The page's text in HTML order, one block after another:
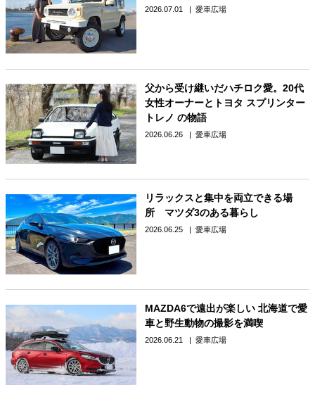
2026.07.01 愛車広場
父から受け継いだハチロク愛。20代
女性オーナーとトヨタ スプリンター
トレノ の物語
2026.06.26 愛車広場
リラックスと集中を両立できる場
所 マツダ3のある暮らし
2026.06.25 愛車広場
MAZDA6で遠出が楽しい 北海道で愛
車と野生動物の撮影を満喫
2026.06.21 愛車広場